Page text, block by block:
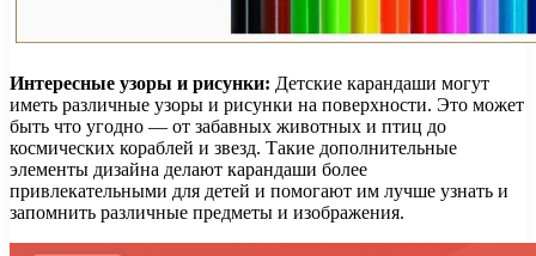
Интересные узоры и рисунки: Детские карандаши могут
иметь различные узоры и рисунки на поверхности. Это может
быть что угодно — от забавных животных и птиц до
космических кораблей и звезд. Такие дополнительные
элементы дизайна делают карандаши более
привлекательными для детей и помогают им лучше узнать и
запомнить различные предметы и изображения.